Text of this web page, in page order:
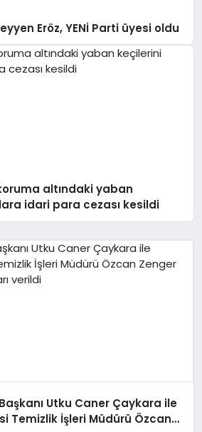
Eröz, YENİ Parti üyesi oldu
altındaki yaban
idari para cezası kesildi
Utku Caner Çaykara ile
Temizlik İşleri Müdürü Özcan